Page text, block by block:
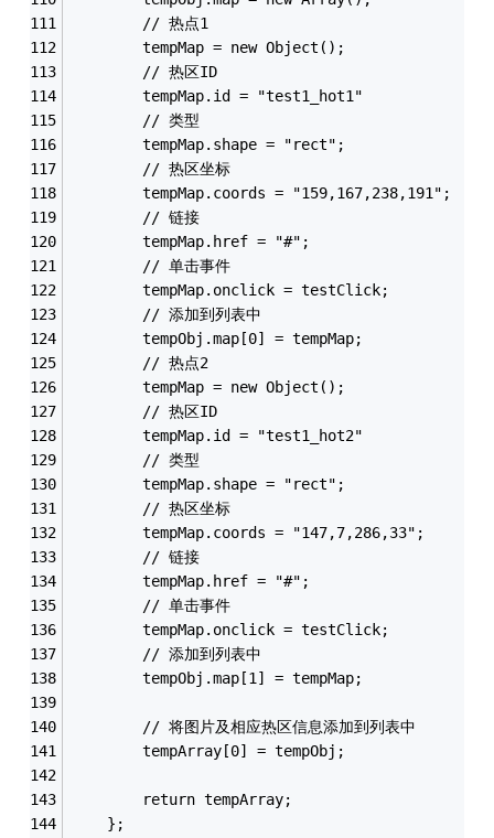
		// 热点1
		tempMap = new Object();
		// 热区ID
		tempMap.id = "test1_hot1"
		// 类型
		tempMap.shape = "rect";
		// 热区坐标
        tempMap.coords = "159,167,238,191";
		// 链接
        tempMap.href = "#";
		// 单击事件
		tempMap.onclick = testClick;
		// 添加到列表中
		tempObj.map[0] = tempMap;
		// 热点2
		tempMap = new Object();
		// 热区ID
		tempMap.id = "test1_hot2"
		// 类型
		tempMap.shape = "rect";
		// 热区坐标
        tempMap.coords = "147,7,286,33";
		// 链接
        tempMap.href = "#";
		// 单击事件
		tempMap.onclick = testClick;
		// 添加到列表中
		tempObj.map[1] = tempMap;
		// 将图片及相应热区信息添加到列表中
		tempArray[0] = tempObj;
		return tempArray;
	};